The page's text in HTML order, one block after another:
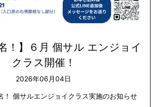
！】６月 個サル エンジョイ
クラス開催！
2026年06月04日
！ 個サルエンジョイクラス実施のお知らせ